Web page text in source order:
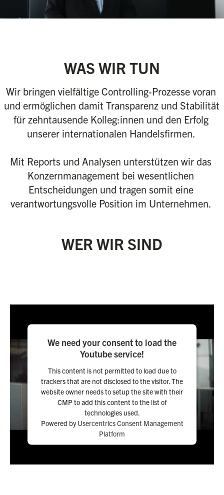
WAS WIR TUN
Wir bringen vielfältige Controlling-Prozesse voran
und ermöglichen damit Transparenz und Stabilität
für zehntausende Kolleg:innen und den Erfolg
unserer internationalen Handelsfirmen.
Mit Reports und Analysen unterstützen wir das
Konzernmanagement bei wesentlichen
Entscheidungen und tragen somit eine
verantwortungsvolle Position im Unternehmen.
WER WIR SIND
We need your consent to load the
Youtube service!
This content is not permitted to load due to
trackers that are not disclosed to the visitor. The
website owner needs to setup the site with their
CMP to add this content to the list of
technologies used.
Powered byUsercentrics Consent Management
Platform